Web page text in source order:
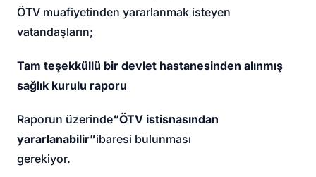
ÖTV muafiyetinden yararlanmak isteyen
vatandaşların;
Tam teşekküllü bir devlet hastanesinden alınmış
sağlık kurulu raporu
Raporun üzerinde“ÖTV istisnasından
yararlanabilir”ibaresi bulunması
gerekiyor.